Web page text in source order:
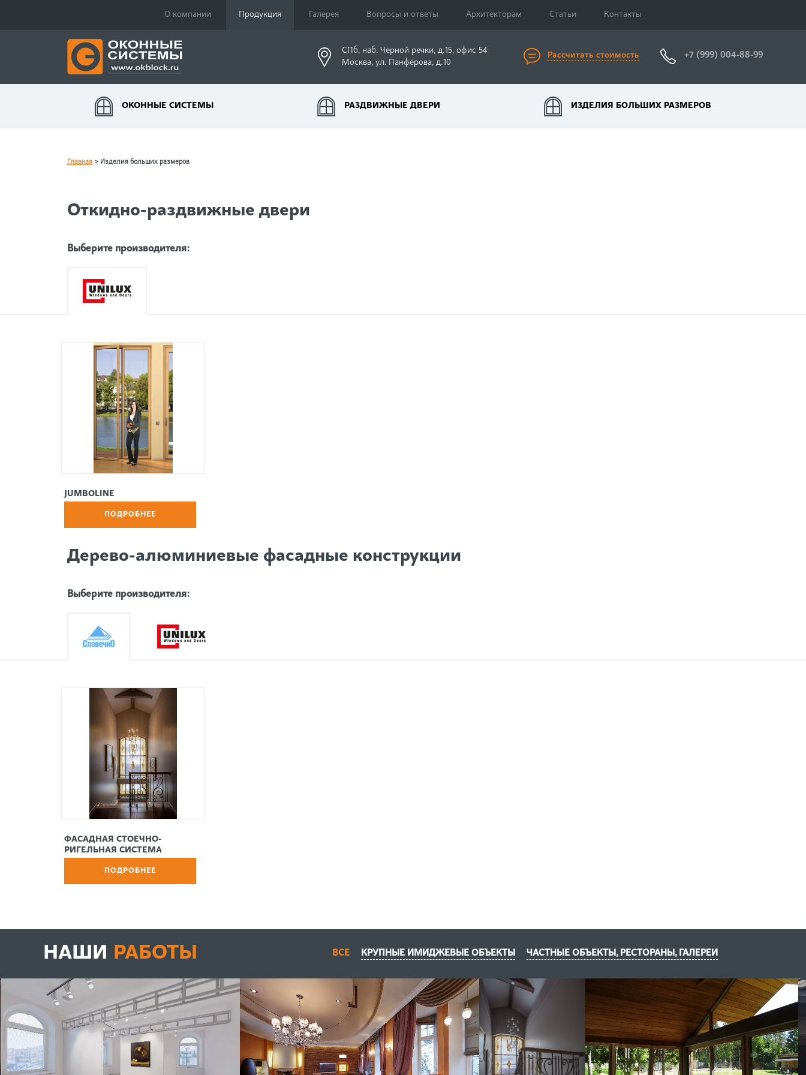
О компании Продукция Галерея Вопросы и ответы Архитекторам Статьи Контакты
СПб, наб. Черной речки, д.15, офис 54
Москва, ул. Панфёрова, д.10
Рассчитать стоимость +7 (999) 004-88-99
ОКОННЫЕ СИСТЕМЫ РАЗДВИЖНЫЕ ДВЕРИ ИЗДЕЛИЯ БОЛЬШИХ РАЗМЕРОВ
Главная > Изделия больших размеров
Откидно-раздвижные двери
Выберите производителя:
JUMBOLINE
ПОДРОБНЕЕ
Дерево-алюминиевые фасадные конструкции
Выберите производителя:
ФАСАДНАЯ СТОЕЧНО-
РИГЕЛЬНАЯ СИСТЕМА
ПОДРОБНЕЕ
НАШИ РАБОТЫ ВСЕ КРУПНЫЕ ИМИДЖЕВЫЕ ОБЪЕКТЫ ЧАСТНЫЕ ОБЪЕКТЫ, РЕСТОРАНЫ, ГАЛЕРЕИ